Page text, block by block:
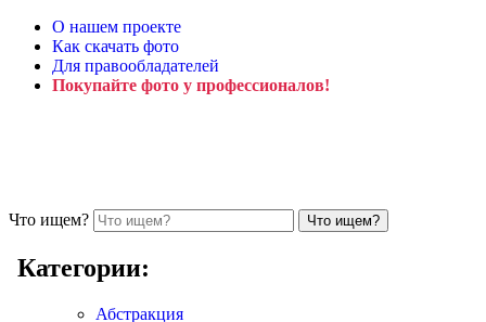
О нашем проекте
Как скачать фото
Для правообладателей
Покупайте фото у профессионалов!
Что ищем?
Категории:
Абстракция